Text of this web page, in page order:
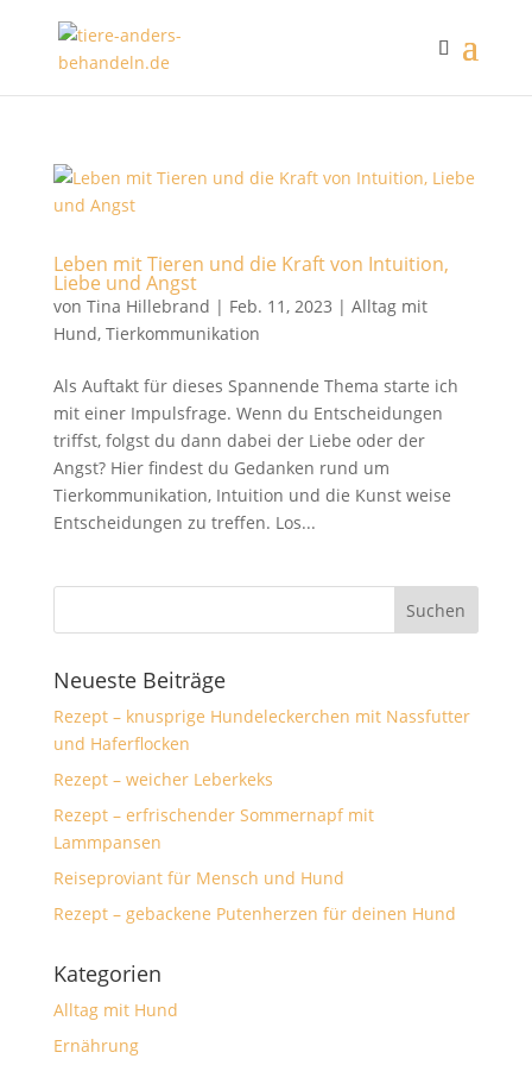
Leben mit Tieren und die Kraft von Intuition,
Liebe und Angst
von Tina Hillebrand | Feb. 11, 2023 | Alltag mit
Hund, Tierkommunikation
Als Auftakt für dieses Spannende Thema starte ich
mit einer Impulsfrage. Wenn du Entscheidungen
triffst, folgst du dann dabei der Liebe oder der
Angst? Hier findest du Gedanken rund um
Tierkommunikation, Intuition und die Kunst weise
Entscheidungen zu treffen. Los...
Neueste Beiträge
Rezept – knusprige Hundeleckerchen mit Nassfutter
und Haferflocken
Rezept – weicher Leberkeks
Rezept – erfrischender Sommernapf mit
Lammpansen
Reiseproviant für Mensch und Hund
Rezept – gebackene Putenherzen für deinen Hund
Kategorien
Alltag mit Hund
Ernährung